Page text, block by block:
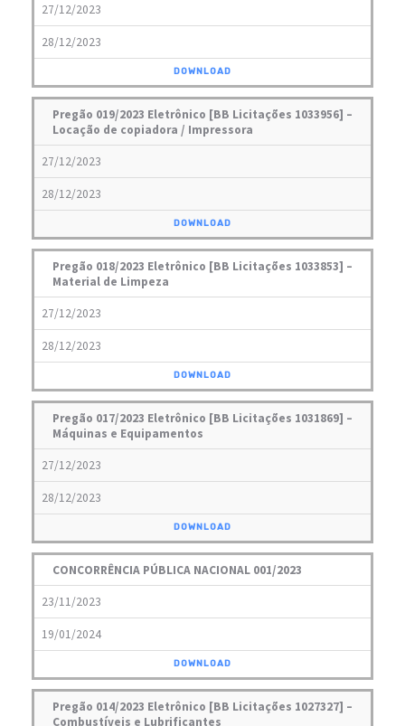
27/12/2023
28/12/2023
DOWNLOAD
Pregão 019/2023 Eletrônico [BB Licitações 1033956] –
Locação de copiadora / Impressora
27/12/2023
28/12/2023
DOWNLOAD
Pregão 018/2023 Eletrônico [BB Licitações 1033853] –
Material de Limpeza
27/12/2023
28/12/2023
DOWNLOAD
Pregão 017/2023 Eletrônico [BB Licitações 1031869] –
Máquinas e Equipamentos
27/12/2023
28/12/2023
DOWNLOAD
CONCORRÊNCIA PÚBLICA NACIONAL 001/2023
23/11/2023
19/01/2024
DOWNLOAD
Pregão 014/2023 Eletrônico [BB Licitações 1027327] –
Combustíveis e Lubrificantes